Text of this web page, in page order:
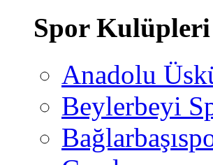
Spor Kulüpleri
Anadolu
Beylerbeyi